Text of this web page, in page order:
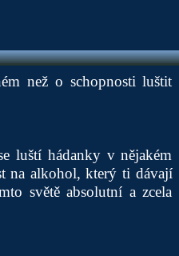
než o schopnosti luštit
luští hádanky v nějakém
na alkohol, který ti dávají
světě absolutní a zcela